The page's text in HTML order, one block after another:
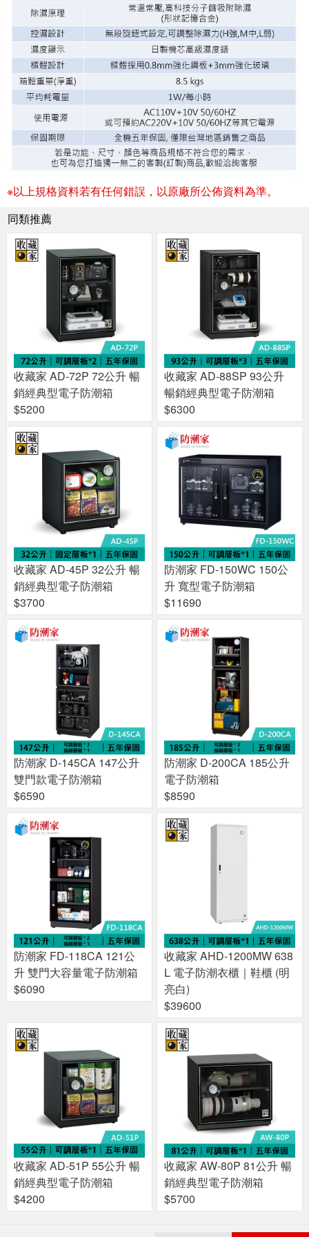
※以上規格資料若有任何錯誤，以原廠所公佈資料為準。
同類推薦
收藏家 AD-72P 72公升 暢
銷經典型電子防潮箱
$5200
收藏家 AD-88SP 93公升
暢銷經典型電子防潮箱
$6300
收藏家 AD-45P 32公升 暢
銷經典型電子防潮箱
$3700
防潮家 FD-150WC 150公
升 寬型電子防潮箱
$11690
防潮家 D-145CA 147公升
雙門款電子防潮箱
$6590
防潮家 D-200CA 185公升
電子防潮箱
$8590
防潮家 FD-118CA 121公
升 雙門大容量電子防潮箱
$6090
收藏家 AHD-1200MW 638
L 電子防潮衣櫃｜鞋櫃 (明
亮白)
$39600
收藏家 AD-51P 55公升 暢
銷經典型電子防潮箱
$4200
收藏家 AW-80P 81公升 暢
銷經典型電子防潮箱
$5700